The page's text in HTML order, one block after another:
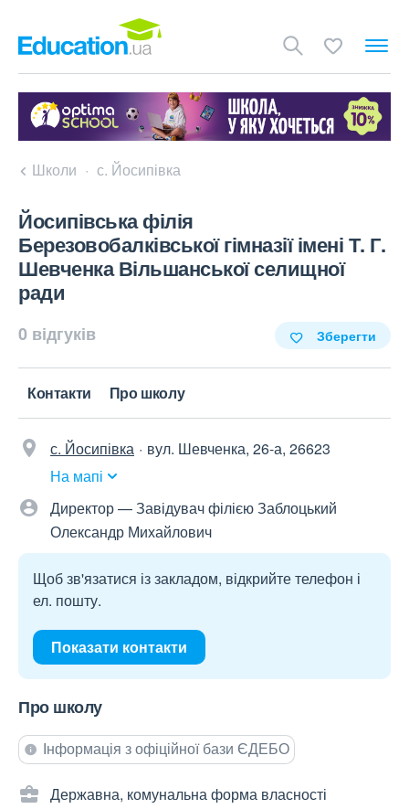
Школи с. Йосипівка
Йосипівська філія
Березовобалківської гімназії імені Т. Г.
Шевченка Вільшанської селищної
ради
0 відгуків Зберегти
Контакти Про школу
с. Йосипівка
вул. Шевченка, 26-а, 26623
На мапі
Директор — Завідувач філією Заблоцький
Олександр Михайлович
Щоб зв'язатися із закладом, відкрийте телефон і
ел. пошту.
Показати контакти
Про школу
Інформація з офіційної бази ЄДЕБО
Державна, комунальна форма власності